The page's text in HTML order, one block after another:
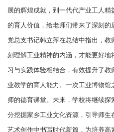
展的辉煌成就，到一代代产业工人
的育人价值，给老师们带来了深刻的
党总支书记韩立萍在总结中指出，
刻理解工业精神的内涵，才能更好
习与实践体验相结合，有效提升了
业教学的育人能力。一次工业博物
师的德育课堂。未来，学校将继续探
分挖掘家乡工业文化资源，引导师
艺术创作中书写时代新篇，为培养高